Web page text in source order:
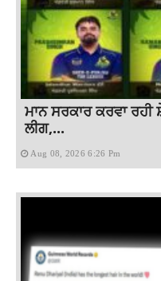
ਮਾਨ ਸਰਕਾਰ ਕਰਵਾ
ਲੀਗ,...
Aug 08, 2026 6:26 Pm